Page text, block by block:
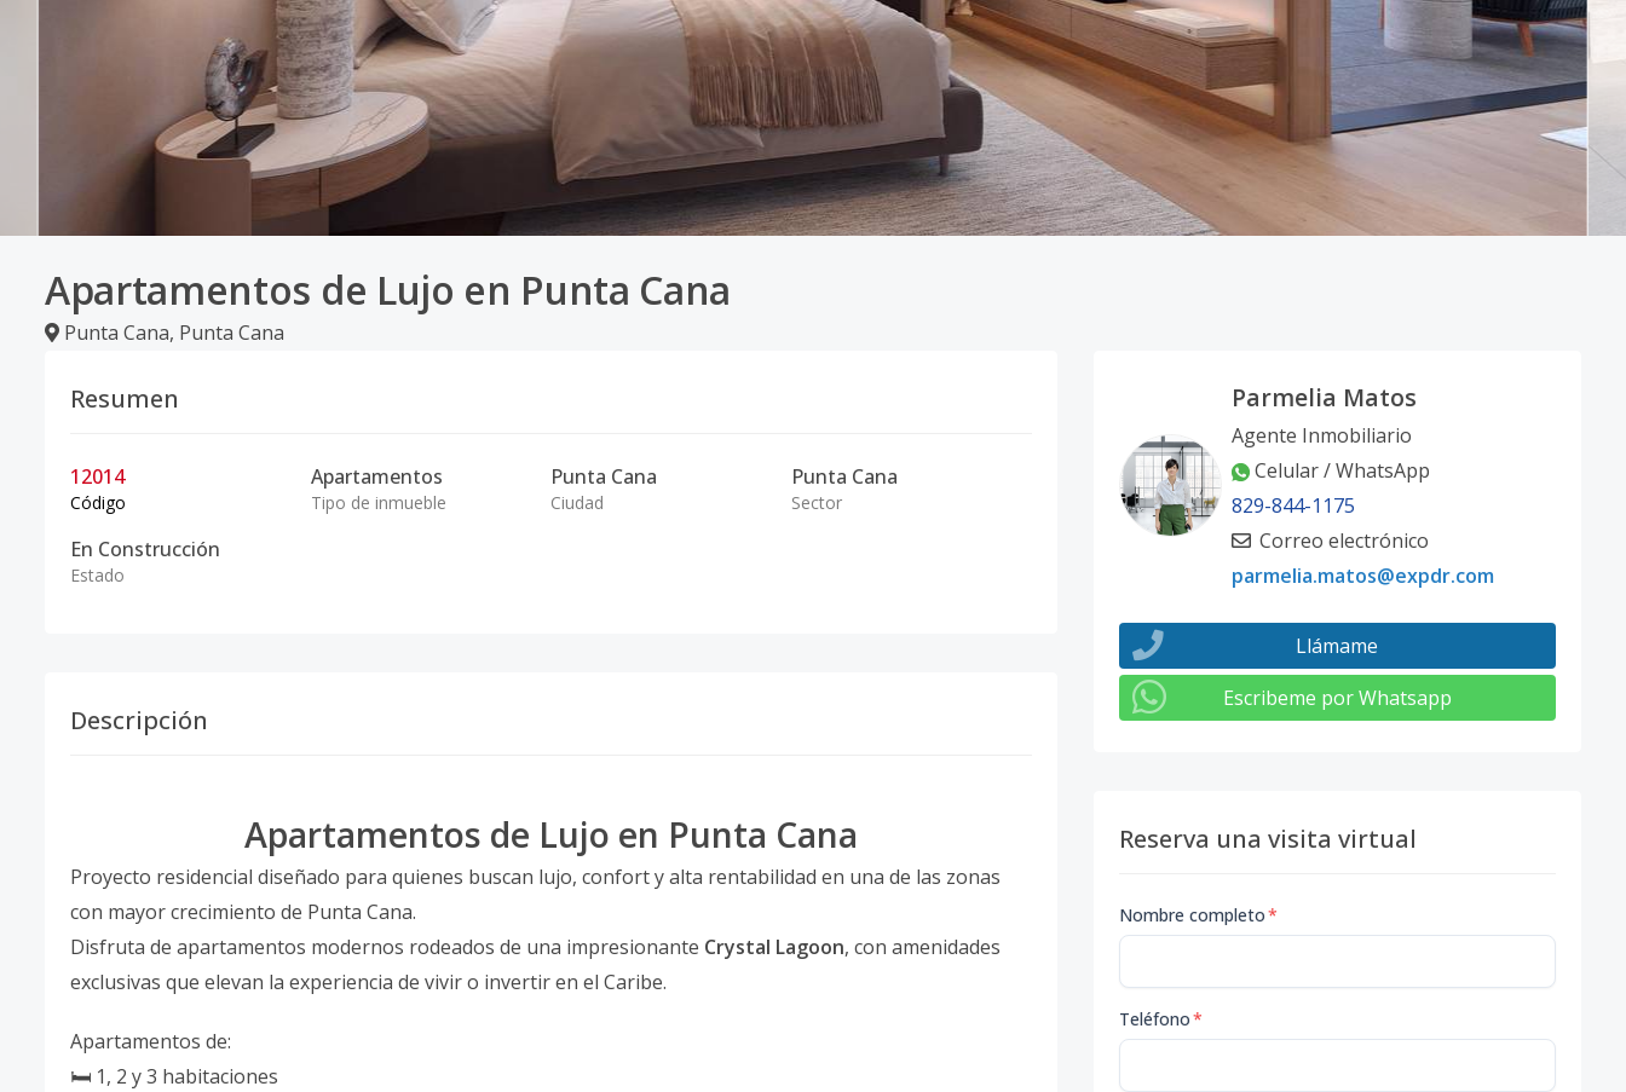
Apartamentos de Lujo en Punta Cana
Punta Cana, Punta Cana
Resumen
12014
Código
Apartamentos
Tipo de inmueble
Punta Cana
Ciudad
Punta Cana
Sector
En Construcción
Estado
Descripción
Apartamentos de Lujo en Punta Cana
Proyecto residencial diseñado para quienes buscan lujo, confort y alta rentabilidad en una de las zonas
con mayor crecimiento de Punta Cana.
Disfruta de apartamentos modernos rodeados de una impresionante Crystal Lagoon, con amenidades
exclusivas que elevan la experiencia de vivir o invertir en el Caribe.
Apartamentos de:
🛏 1, 2 y 3 habitaciones
Parmelia Matos
Agente Inmobiliario
Celular / WhatsApp
829-844-1175
Correo electrónico
parmelia.matos@expdr.com
Llámame
Escribeme por Whatsapp
Reserva una visita virtual
Nombre completo*
Teléfono*